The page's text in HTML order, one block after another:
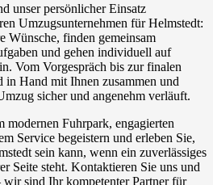
unser persönlicher Einsatz
Umzugsunternehmen für Helmstedt:
Wünsche, finden gemeinsam
und gehen individuell auf
Vom Vorgespräch bis zur finalen
in Hand mit Ihnen zusammen und
sicher und angenehm verläuft.
modernen Fuhrpark, engagierten
Service begeistern und erleben Sie,
sein kann, wenn ein zuverlässiges
Seite steht. Kontaktieren Sie uns und
wir sind Ihr kompetenter Partner für